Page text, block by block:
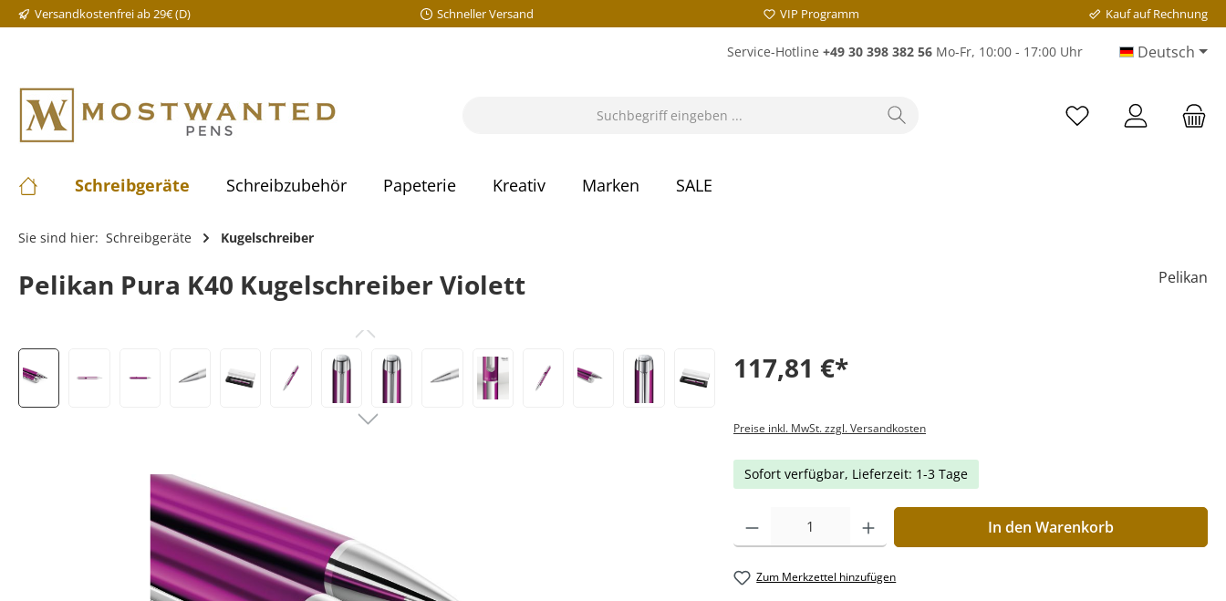
Versandkostenfrei ab 29€ (D) Schneller Versand VIP Programm Kauf auf Rechnung
Service-Hotline +49 30 398 382 56 Mo-Fr, 10:00 - 17:00 Uhr Deutsch
Schreibgeräte Schreibzubehör Papeterie Kreativ Marken SALE
Sie sind hier: Schreibgeräte Kugelschreiber
Pelikan Pura K40 Kugelschreiber Violett Pelikan
117,81 €*
Preise inkl. MwSt. zzgl. Versandkosten
Sofort verfügbar, Lieferzeit: 1-3 Tage
In den Warenkorb
Zum Merkzettel hinzufügen